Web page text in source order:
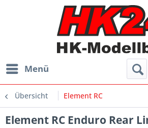
Menü
Übersicht Element RC
Element RC Enduro Rear